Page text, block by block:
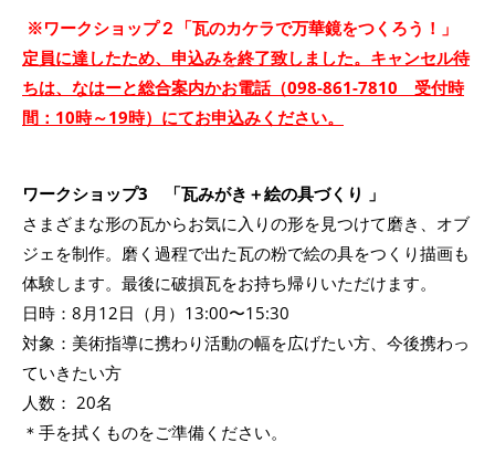
※ワークショップ２「瓦のカケラで万華鏡をつくろう！」
定員に達したため、申込みを終了致しました。キャンセル待
ちは、なはーと総合案内かお電話（098-861-7810 受付時
間：10時～19時）にてお申込みください。
ワークショップ3 「瓦みがき＋絵の具づくり 」
さまざまな形の瓦からお気に入りの形を見つけて磨き、オブ
ジェを制作。磨く過程で出た瓦の粉で絵の具をつくり描画も
体験します。最後に破損瓦をお持ち帰りいただけます。
日時：8月12日（月）13:00〜15:30
対象：美術指導に携わり活動の幅を広げたい方、今後携わっ
ていきたい方
人数： 20名
＊手を拭くものをご準備ください。